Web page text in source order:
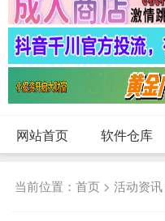
网站首页 软件仓库
当前位置：首页 >活动资讯